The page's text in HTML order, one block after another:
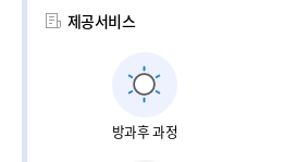
제공서비스
방과후 과정